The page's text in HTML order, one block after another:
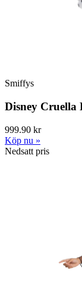
Smiffys
Disney Cruella
999.90 kr
Köp nu »
Nedsatt pris